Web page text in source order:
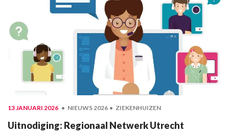
13 JANUARI 2026 NIEUWS 2026 ZIEKENHUIZEN
Uitnodiging: Regionaal Netwerk Utrecht